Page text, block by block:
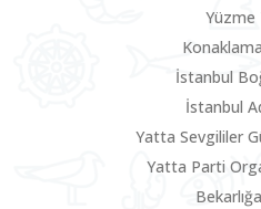
Yüzme
İstanbul
İstanbul
Yatta Sevgililer
Yatta Parti